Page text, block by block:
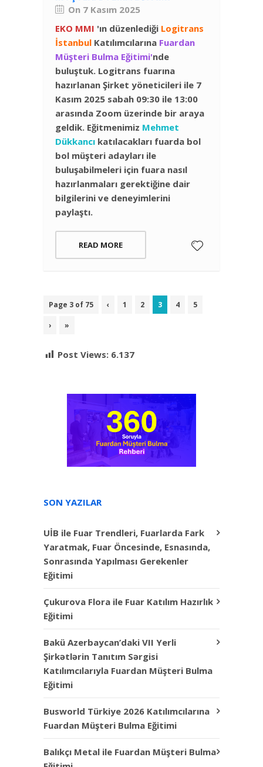
On 7 Kasım 2025
EKO MMI 'ın düzenlediği Logitrans
İstanbul Katılımcılarına Fuardan
Müşteri Bulma Eğitimi'nde
buluştuk. Logitrans fuarına
hazırlanan Şirket yöneticileri ile 7
Kasım 2025 sabah 09:30 ile 13:00
arasında Zoom üzerinde bir araya
geldik. Eğitmenimiz Mehmet
Dükkancı katılacakları fuarda bol
bol müşteri adayları ile
buluşabilmeleri için fuara nasıl
hazırlanmaları gerektiğine dair
bilgilerini ve deneyimlerini
paylaştı.
READ MORE
Page 3 of 75 ‹ 1 2 3 4 5
› »
Post Views: 6.137
SON YAZILAR
UİB ile Fuar Trendleri, Fuarlarda Fark
Yaratmak, Fuar Öncesinde, Esnasında,
Sonrasında Yapılması Gerekenler
Eğitimi
Çukurova Flora ile Fuar Katılım Hazırlık
Eğitimi
Bakü Azerbaycan’daki VII Yerli
Şirkətlərin Tanıtım Sərgisi
Katılımcılarıyla Fuardan Müşteri Bulma
Eğitimi
Busworld Türkiye 2026 Katılımcılarına
Fuardan Müşteri Bulma Eğitimi
Balıkçı Metal ile Fuardan Müşteri Bulma